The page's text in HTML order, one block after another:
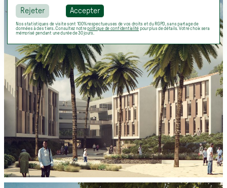
Rejeter
Accepter
Nos statistiques de visite sont 100% respectueuses de vos droits et du RGPD, sans partage de
données à des tiers. Consultez notrepolitique de confidentialité pour plus de détails. Votre choix sera
mémorisé pendant une durée de 30 jours.